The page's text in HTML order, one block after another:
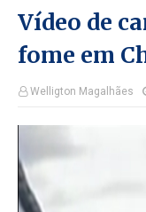
Vídeo de
fome em
Welligton Magalhães